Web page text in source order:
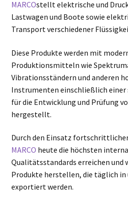
MARCOstellt elektrische und
Lastwagen und Boote sowie
Transport verschiedener
Diese Produkte werden mit
Produktionsmitteln wie
Vibrationsständern und anderen
Instrumenten einschließlich
für die Entwicklung und Prüfung
hergestellt.
Durch den Einsatz
MARCO heute die höchsten
Qualitätsstandards erreichen und
Produkte herstellen, die täglich in
exportiert werden.